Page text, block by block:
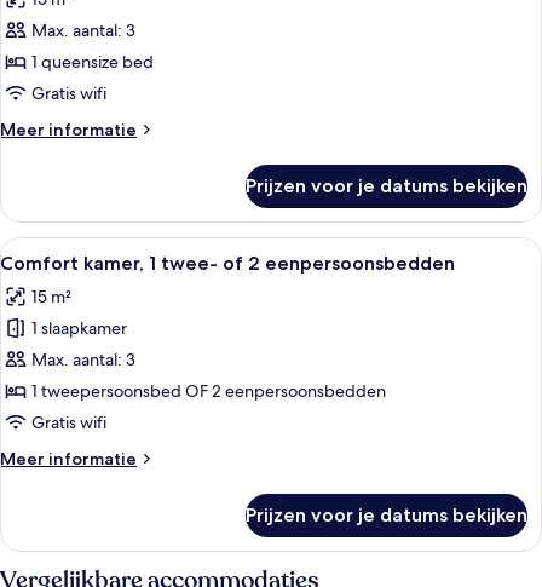
voor
Superior
tweepersoonskamer
laden
Max. aantal: 3
1 queensize bed
Gratis wifi
Meer informatie
Meer
tweepersoonskamer
Prijzen voor je datums bekijken
Alle
foto's
voor
Comfort
kamer,
1
twee-
2
Comfort kamer, 1 twee- of 2
5
Comfort kamer, 1 twee- of 2 eenpersoonsbedden
15 m²
1 slaapkamer
Max. aantal: 3
1 tweepersoonsbed OF 2 eenpersoonsbedden
Gratis wifi
Meer informatie
Meer
kamer,
1
Prijzen voor je datums bekijken
Vergelijkbare accommodaties